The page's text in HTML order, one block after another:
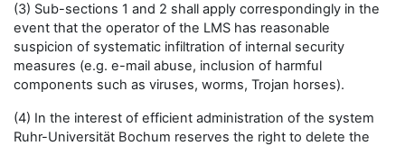
(3) Sub-sections 1 and 2 shall apply correspondingly in the
event that the operator of the LMS has reasonable
suspicion of systematic infiltration of internal security
measures (e.g. e-mail abuse, inclusion of harmful
components such as viruses, worms, Trojan horses).
(4) In the interest of efficient administration of the system
Ruhr-Universität Bochum reserves the right to delete the